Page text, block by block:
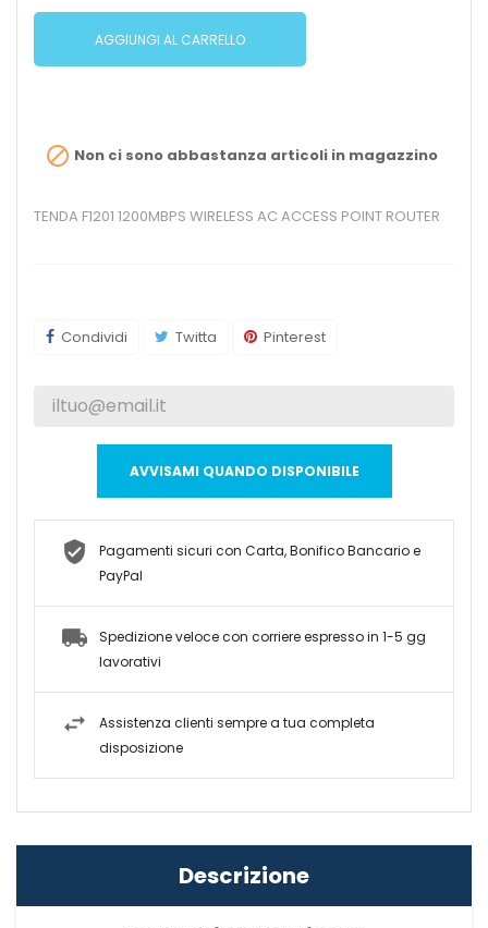
AGGIUNGI AL CARRELLO
 Non ci sono abbastanza articoli in magazzino
TENDA F1201 1200MBPS WIRELESS AC ACCESS POINT ROUTER
Condividi Twitta Pinterest
AVVISAMI QUANDO DISPONIBILE
Pagamenti sicuri con Carta, Bonifico Bancario e
PayPal
Spedizione veloce con corriere espresso in 1-5 gg
lavorativi
Assistenza clienti sempre a tua completa
disposizione
Descrizione